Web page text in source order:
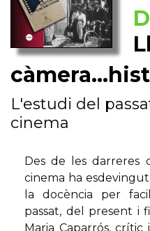
L'estudi del
cinema
Des de les darreres
cinema ha
la docència per
passat, del present i
Maria Caparrós,